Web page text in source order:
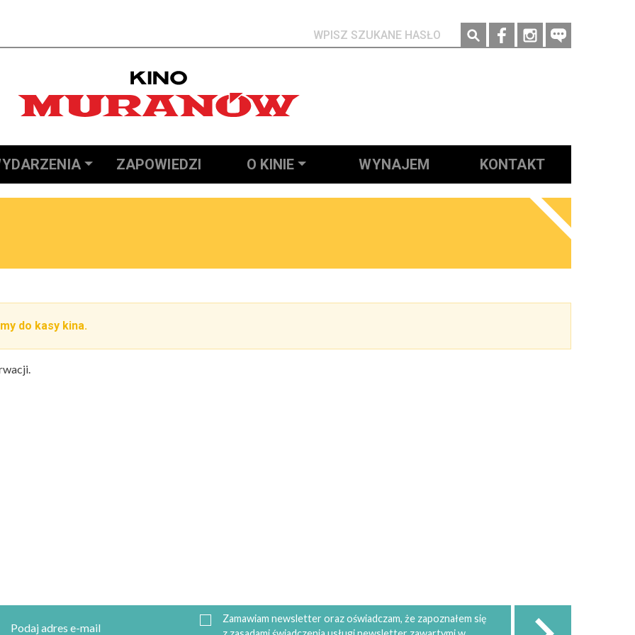
Social media
ZAPOWIEDZI O KINIE WYNAJEM KONTAKT
do kasy kina.
Zamawiam newsletter oraz oświadczam, że zapoznałem się